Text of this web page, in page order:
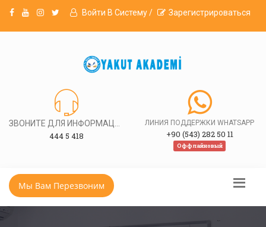
Войти В Систему / Зарегистрироваться
444 5 418
ЛИНИЯ ПОДДЕРЖКИ WHATSAPP
+90 (543) 282 50 11
Оффлайновый
Мы Вам Перезвоним